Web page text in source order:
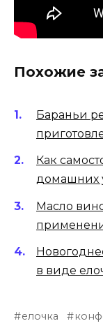
Похожие
Бараньи
Как
домашних
Масло
в виде
елочка